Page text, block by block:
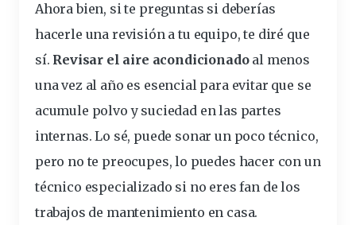
Ahora bien, si te preguntas si deberías
hacerle una revisión a tu equipo, te diré que
sí. Revisar el aire acondicionadoal menos
una vez al año es esencial para evitar que se
acumule polvo y suciedad en las partes
internas. Lo sé, puede sonar un poco técnico,
pero no te preocupes, lo puedes hacer con un
técnico especializado si no eres fan de los
trabajos de mantenimiento en casa.